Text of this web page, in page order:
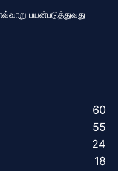
பயன்படுத்துவது
60
55
24
18